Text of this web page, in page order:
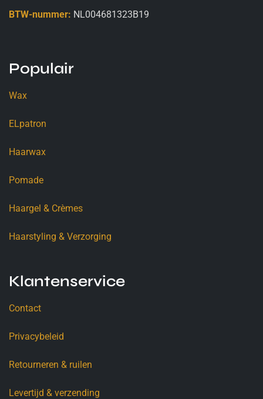
BTW-nummer: NL004681323B19
Populair
Wax
ELpatron
Haarwax
Pomade
Haargel & Crèmes
Haarstyling & Verzorging
Klantenservice
Contact
Privacybeleid
Retourneren & ruilen
Levertijd & verzending